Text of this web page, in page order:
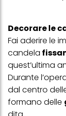
Decorare le
Fai aderire le
candela
quest’ultima
Durante
dal centro
formano delle